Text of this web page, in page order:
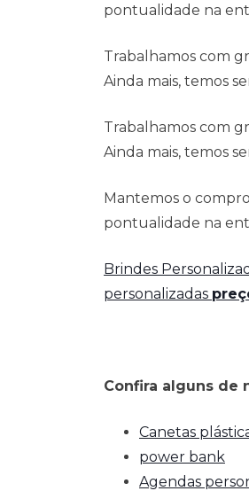
pontualidade na
Trabalhamos com
Ainda mais, temos
Trabalhamos com
Ainda mais, temos
Mantemos o
pontualidade na
Brindes
personalizadas
Confira alguns de
Canetas
power bank
Agendas